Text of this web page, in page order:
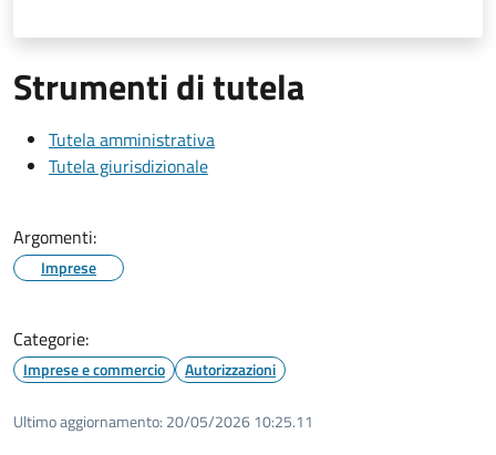
Strumenti di tutela
Tutela amministrativa
Tutela giurisdizionale
Argomenti:
Imprese
Categorie:
Imprese e commercio Autorizzazioni
Ultimo aggiornamento: 20/05/2026 10:25.11